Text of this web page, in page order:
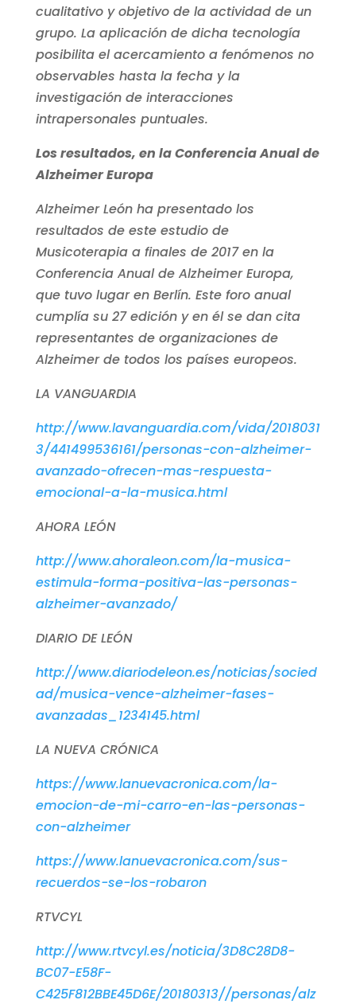
cualitativo y objetivo de la actividad de un
grupo. La aplicación de dicha tecnología
posibilita el acercamiento a fenómenos no
observables hasta la fecha y la
investigación de interacciones
intrapersonales puntuales.
Los resultados, en la Conferencia Anual de
Alzheimer Europa
Alzheimer León ha presentado los
resultados de este estudio de
Musicoterapia a finales de 2017 en la
Conferencia Anual de Alzheimer Europa,
que tuvo lugar en Berlín. Este foro anual
cumplía su 27 edición y en él se dan cita
representantes de organizaciones de
Alzheimer de todos los países europeos.
LA VANGUARDIA
http://www.lavanguardia.com/vida/2018031
3/441499536161/personas-con-alzheimer-
avanzado-ofrecen-mas-respuesta-
emocional-a-la-musica.html
AHORA LEÓN
http://www.ahoraleon.com/la-musica-
estimula-forma-positiva-las-personas-
alzheimer-avanzado/
DIARIO DE LEÓN
http://www.diariodeleon.es/noticias/socied
ad/musica-vence-alzheimer-fases-
avanzadas_1234145.html
LA NUEVA CRÓNICA
https://www.lanuevacronica.com/la-
emocion-de-mi-carro-en-las-personas-
con-alzheimer
https://www.lanuevacronica.com/sus-
recuerdos-se-los-robaron
RTVCYL
http://www.rtvcyl.es/noticia/3D8C28D8-
BC07-E58F-
C425F812BBE45D6E/20180313//personas/alz